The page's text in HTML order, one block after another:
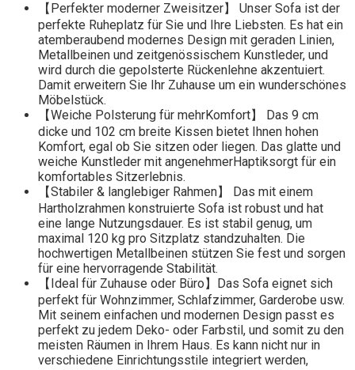
【Perfekter moderner Zweisitzer】 Unser Sofa ist der
perfekte Ruheplatz für Sie und Ihre Liebsten. Es hat ein
atemberaubend modernes Design mit geraden Linien,
Metallbeinen und zeitgenössischem Kunstleder, und
wird durch die gepolsterte Rückenlehne akzentuiert.
Damit erweitern Sie Ihr Zuhause um ein wunderschönes
Möbelstück.
【Weiche Polsterung für mehrKomfort】 Das 9 cm
dicke und 102 cm breite Kissen bietet Ihnen hohen
Komfort, egal ob Sie sitzen oder liegen. Das glatte und
weiche Kunstleder mit angenehmerHaptiksorgt für ein
komfortables Sitzerlebnis.
【Stabiler & langlebiger Rahmen】 Das mit einem
Hartholzrahmen konstruierte Sofa ist robust und hat
eine lange Nutzungsdauer. Es ist stabil genug, um
maximal 120 kg pro Sitzplatz standzuhalten. Die
hochwertigen Metallbeinen stützen Sie fest und sorgen
für eine hervorragende Stabilität.
【Ideal für Zuhause oder Büro】Das Sofa eignet sich
perfekt für Wohnzimmer, Schlafzimmer, Garderobe usw.
Mit seinem einfachen und modernen Design passt es
perfekt zu jedem Deko- oder Farbstil, und somit zu den
meisten Räumen in Ihrem Haus. Es kann nicht nur in
verschiedene Einrichtungsstile integriert werden,